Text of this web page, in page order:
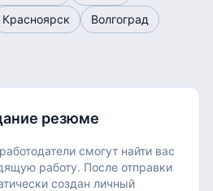
Красноярск
Волгоград
резюме
смогут найти вас
работу. После отправки
создан личный